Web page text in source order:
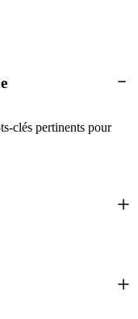
clés pertinents pour